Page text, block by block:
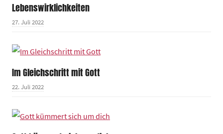
Lebenswirklichkeiten
27. Juli 2022
Im Gleichschritt mit Gott
22. Juli 2022